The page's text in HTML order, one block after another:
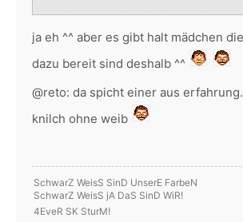
ja eh ^^ aber es gibt halt mädchen
dazu bereit sind deshalb ^^
@reto: da spicht einer aus
knilch ohne weib
SchwarZ WeisS SinD UnserE FarbeN
SchwarZ WeisS jA DaS SinD WiR!
4EveR SK SturM!